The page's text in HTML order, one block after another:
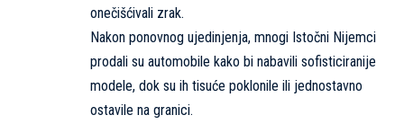
onečišćivali zrak.
Nakon ponovnog ujedinjenja, mnogi Istočni Nijemci
prodali su automobile kako bi nabavili sofisticiranije
modele, dok su ih tisuće poklonile ili jednostavno
ostavile na granici.